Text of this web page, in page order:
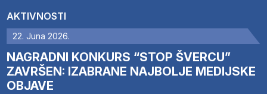
AKTIVNOSTI
22. Juna 2026.
NAGRADNI KONKURS “STOP ŠVERCU”
ZAVRŠEN: IZABRANE NAJBOLJE MEDIJSKE
OBJAVE